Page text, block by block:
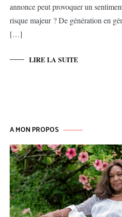
annonce peut provoquer un
risque majeur ? De génération en
[…]
LIRE LA SUITE
A MON PROPOS